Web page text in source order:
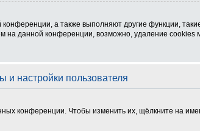
а также выполняют другие функции,
на данной конференции, возможно, удаление cookies
и настройки пользователя
конференции. Чтобы изменить их, щёлкните на